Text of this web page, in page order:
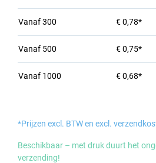
Vanaf300 € 0,78*
Vanaf 500 € 0,75*
Vanaf 1000 € 0,68*
*Prijzen excl. BTW en excl.
Beschikbaar – met druk duurt het
verzending!